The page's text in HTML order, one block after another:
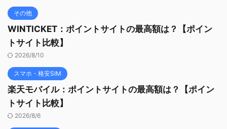
その他
WINTICKET：ポイントサイトの最高額は？【ポイン
トサイト比較】
2026/8/10
スマホ・格安SIM
楽天モバイル：ポイントサイトの最高額は？【ポイン
トサイト比較】
2026/8/6